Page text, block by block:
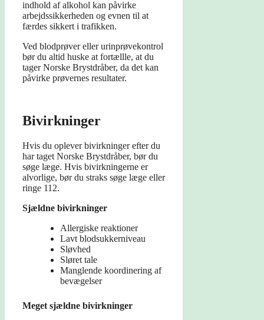
indhold af alkohol kan påvirke
arbejdssikkerheden og evnen til at
færdes sikkert i trafikken.
Ved blodprøver eller urinprøvekontrol
bør du altid huske at fortællle, at du
tager Norske Brystdråber, da det kan
påvirke prøvernes resultater.
Bivirkninger
Hvis du oplever bivirkninger efter du
har taget Norske Brystdråber, bør du
søge læge. Hvis bivirkningerne er
alvorlige, bør du straks søge læge eller
ringe 112.
Sjældne bivirkninger
Allergiske reaktioner
Lavt blodsukkerniveau
Sløvhed
Sløret tale
Manglende koordinering af
bevægelser
Meget sjældne bivirkninger